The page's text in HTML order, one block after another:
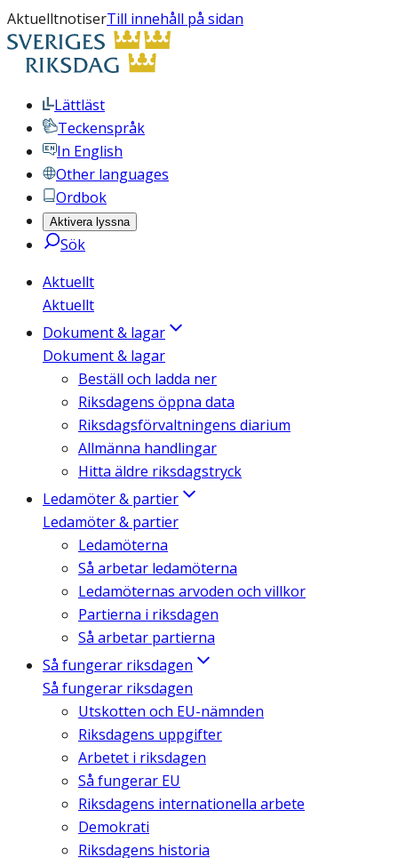
AktuelltnotiserTill innehåll på sidan
Lättläst
Teckenspråk
In English
Other languages
Ordbok
Aktivera lyssna
Sök
Aktuellt
Aktuellt
Dokument & lagar
Dokument & lagar
Beställ och ladda ner
Riksdagens öppna data
Riksdagsförvaltningens diarium
Allmänna handlingar
Hitta äldre riksdagstryck
Ledamöter & partier
Ledamöter & partier
Ledamöterna
Så arbetar ledamöterna
Ledamöternas arvoden och villkor
Partierna i riksdagen
Så arbetar partierna
Så fungerar riksdagen
Så fungerar riksdagen
Utskotten och EU-nämnden
Riksdagens uppgifter
Arbetet i riksdagen
Så fungerar EU
Riksdagens internationella arbete
Demokrati
Riksdagens historia